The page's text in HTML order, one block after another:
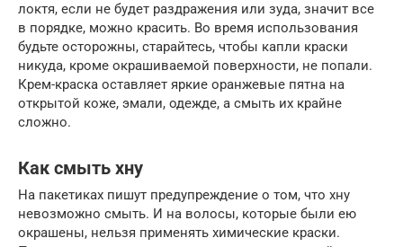
локтя, если не будет раздражения или зуда, значит все
в порядке, можно красить. Во время использования
будьте осторожны, старайтесь, чтобы капли краски
никуда, кроме окрашиваемой поверхности, не попали.
Крем-краска оставляет яркие оранжевые пятна на
открытой коже, эмали, одежде, а смыть их крайне
сложно.
Как смыть хну
На пакетиках пишут предупреждение о том, что хну
невозможно смыть. И на волосы, которые были ею
окрашены, нельзя применять химические краски.